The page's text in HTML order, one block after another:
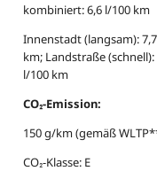
kombiniert: 6,6 l/100 km
Innenstadt (langsam):
km; Landstraße
l/100 km
CO₂-Emission:
150 g/km (gemäß
CO₂-Klasse: E